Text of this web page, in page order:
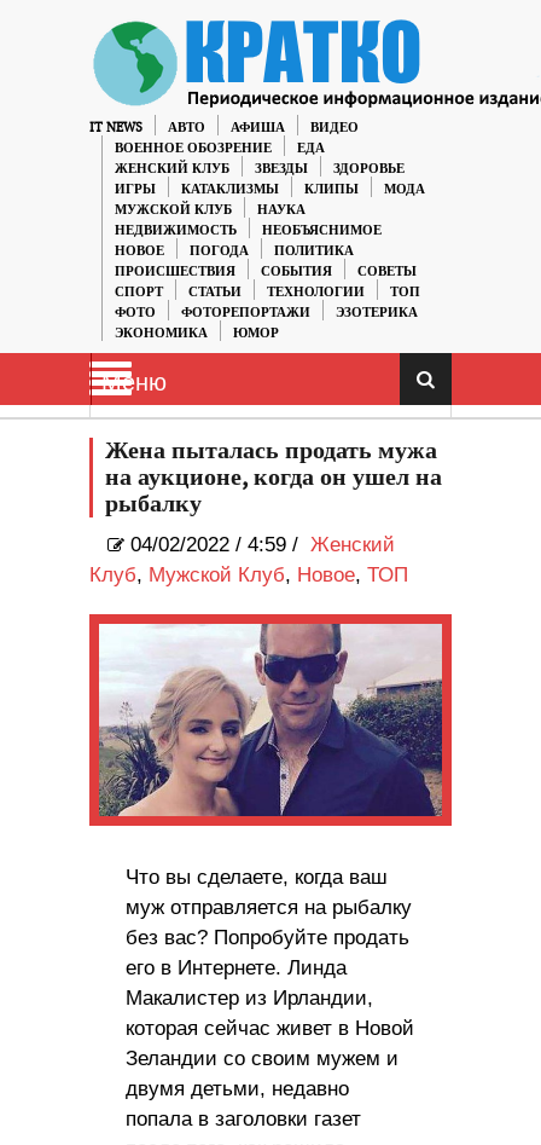
IT NEWS АВТО АФИША
ВИДЕО
ВОЕННОЕ ОБОЗРЕНИЕ
ЕДА
ЖЕНСКИЙ КЛУБ
ЗВЕЗДЫ
ЗДОРОВЬЕ
ИГРЫ
КАТАКЛИЗМЫ КЛИПЫ
МОДА
МУЖСКОЙ КЛУБ
НАУКА
НЕДВИЖИМОСТЬ
НЕОБЪЯСНИМОЕ
НОВОЕ
ПОГОДА
ПОЛИТИКА
ПРОИСШЕСТВИЯ
СОБЫТИЯ
СОВЕТЫ
СПОРТ
СТАТЬИ ТЕХНОЛОГИИ
ТОП
ФОТО
ФОТОРЕПОРТАЖИ
ЭЗОТЕРИКА
ЭКОНОМИКА
ЮМОР
Меню
Жена пыталась продать мужа
на аукционе, когда он ушел на
рыбалку
04/02/2022 / 4:59 / Женский
Клуб, Мужской Клуб, Новое, ТОП
Что вы сделаете, когда ваш
муж отправляется на рыбалку
без вас? Попробуйте продать
его в Интернете. Линда
Макалистер из Ирландии,
которая сейчас живет в Новой
Зеландии со своим мужем и
двумя детьми, недавно
попала в заголовки газет